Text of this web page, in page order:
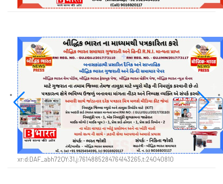
xr:d:DAF_abh72QY:31,j:7614885284764143265,t:24040810